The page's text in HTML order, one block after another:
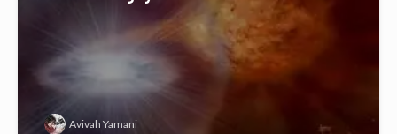
Avivah Yamani